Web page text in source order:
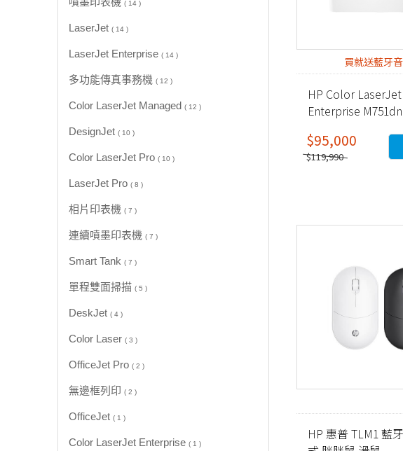
( 14 )
LaserJet ( 14 )
LaserJet Enterprise ( 14 )
多功能傳真事務機 ( 12 )
Color LaserJet Managed ( 12 )
DesignJet ( 10 )
Color LaserJet Pro ( 10 )
LaserJet Pro ( 8 )
相片印表機 ( 7 )
連續噴墨印表機 ( 7 )
Smart Tank ( 7 )
單程雙面掃描 ( 5 )
DeskJet ( 4 )
Color Laser ( 3 )
OfficeJet Pro ( 2 )
無邊框列印 ( 2 )
OfficeJet ( 1 )
Color LaserJet Enterprise ( 1 )
買就送藍牙
HP Color LaserJet
Enterprise
$95,000
$119,990
HP 惠普 TLM1 藍